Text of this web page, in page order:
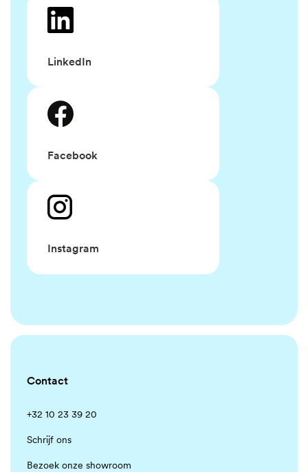
LinkedIn
Facebook
Instagram
Contact
+32 10 23 39 20
Schrijf ons
Bezoek onze showroom